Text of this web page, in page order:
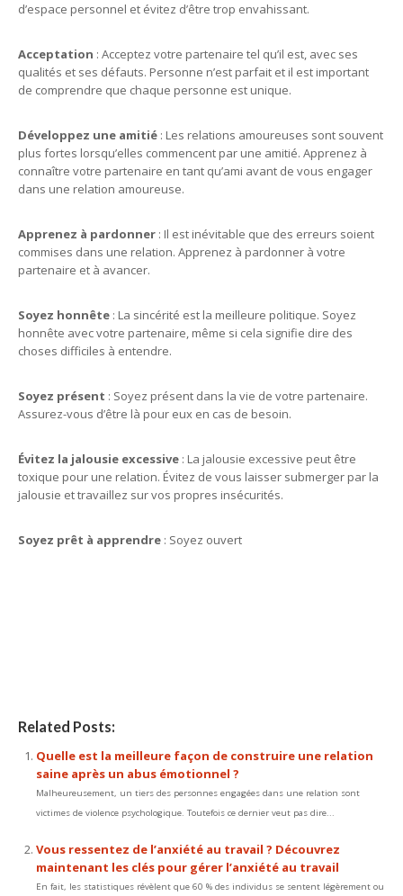
d’espace personnel et évitez d’être trop envahissant.
Acceptation : Acceptez votre partenaire tel qu’il est, avec ses
qualités et ses défauts. Personne n’est parfait et il est important
de comprendre que chaque personne est unique.
Développez une amitié : Les relations amoureuses sont souvent
plus fortes lorsqu’elles commencent par une amitié. Apprenez à
connaître votre partenaire en tant qu’ami avant de vous engager
dans une relation amoureuse.
Apprenez à pardonner : Il est inévitable que des erreurs soient
commises dans une relation. Apprenez à pardonner à votre
partenaire et à avancer.
Soyez honnête : La sincérité est la meilleure politique. Soyez
honnête avec votre partenaire, même si cela signifie dire des
choses difficiles à entendre.
Soyez présent : Soyez présent dans la vie de votre partenaire.
Assurez-vous d’être là pour eux en cas de besoin.
Évitez la jalousie excessive : La jalousie excessive peut être
toxique pour une relation. Évitez de vous laisser submerger par la
jalousie et travaillez sur vos propres insécurités.
Soyez prêt à apprendre : Soyez ouvert
Related Posts:
Quelle est la meilleure façon de construire une relation
saine après un abus émotionnel ?
Malheureusement, un tiers des personnes engagées dans une relation sont
victimes de violence psychologique. Toutefois ce dernier veut pas dire...
Vous ressentez de l’anxiété au travail ? Découvrez
maintenant les clés pour gérer l’anxiété au travail
En fait, les statistiques révèlent que 60 % des individus se sentent légèrement ou